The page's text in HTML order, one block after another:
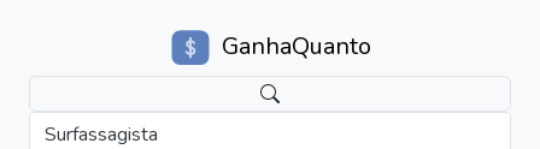
GanhaQuanto
Surfassagista